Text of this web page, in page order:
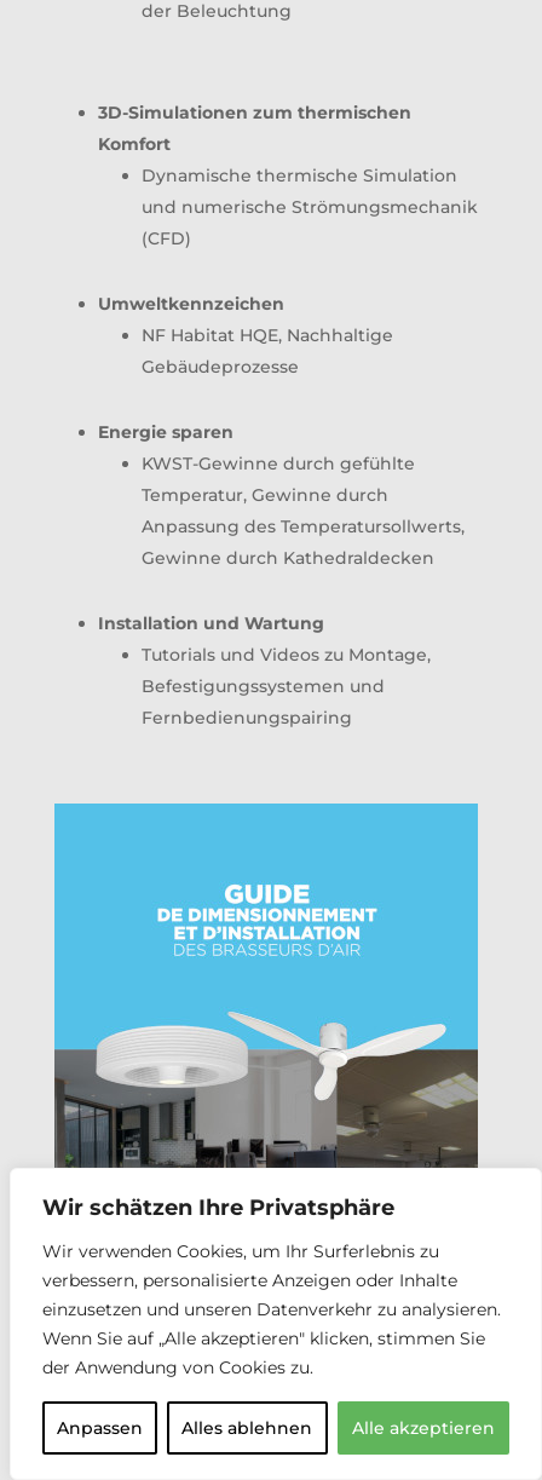
Wir schätzen Ihre Privatsphäre
Wir verwenden Cookies, um Ihr Surferlebnis zu
verbessern, personalisierte Anzeigen oder Inhalte
einzusetzen und unseren Datenverkehr zu analysieren.
Wenn Sie auf „Alle akzeptieren" klicken, stimmen Sie
der Anwendung von Cookies zu.
Anpassen Alles ablehnen Alle akzeptieren
der Beleuchtung
3D-Simulationen zum thermischen
Komfort
Dynamische thermische Simulation
und numerische Strömungsmechanik
(CFD)
Umweltkennzeichen
NF Habitat HQE, Nachhaltige
Gebäudeprozesse
Energie sparen
KWST-Gewinne durch gefühlte
Temperatur, Gewinne durch
Anpassung des Temperatursollwerts,
Gewinne durch Kathedraldecken
Installation und Wartung
Tutorials und Videos zu Montage,
Befestigungssystemen und
Fernbedienungspairing